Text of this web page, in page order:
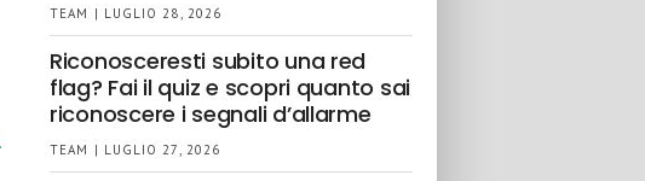
TEAM | LUGLIO 28, 2026
Riconosceresti subito una red
flag? Fai il quiz e scopri quanto sai
riconoscere i segnali d’allarme
TEAM | LUGLIO 27, 2026